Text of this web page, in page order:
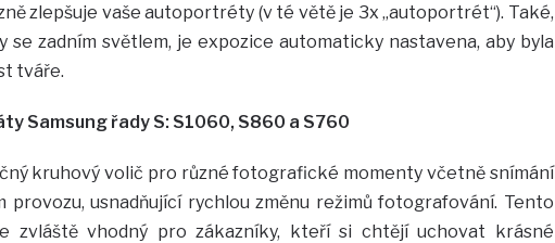
zlepšuje vaše autoportréty (v té větě je 3x „autoportrét“). Také,
zadním světlem, je expozice automaticky nastavena, aby byla
tváře.
Samsung řady S: S1060, S860 a S760
kruhový volič pro různé fotografické momenty včetně snímání
provozu, usnadňující rychlou změnu režimů fotografování. Tento
zvláště vhodný pro zákazníky, kteří si chtějí uchovat krásné